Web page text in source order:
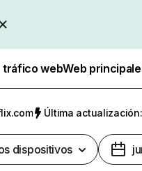
tráfico webWeb
Última
dispositivos